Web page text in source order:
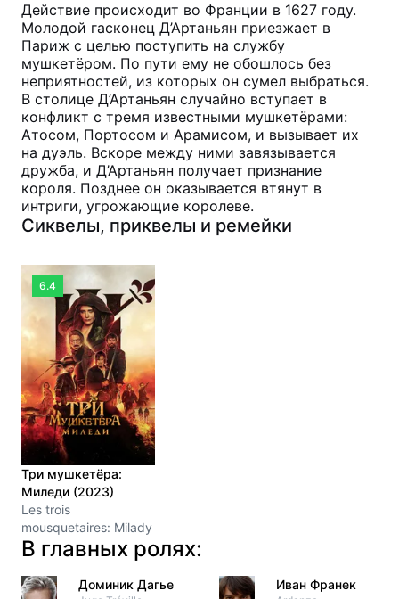
Действие происходит во Франции в 1627 году.
Молодой гасконец Д’Артаньян приезжает в
Париж с целью поступить на службу
мушкетёром. По пути ему не обошлось без
неприятностей, из которых он сумел выбраться.
В столице Д’Артаньян случайно вступает в
конфликт с тремя известными мушкетёрами:
Атосом, Портосом и Арамисом, и вызывает их
на дуэль. Вскоре между ними завязывается
дружба, и Д’Артаньян получает признание
короля. Позднее он оказывается втянут в
интриги, угрожающие королеве.
Сиквелы, приквелы и ремейки
6.4
Три мушкетёра:
Миледи (2023)
Les trois
mousquetaires: Milady
В главных ролях:
Доминик Дагье Иван Франек